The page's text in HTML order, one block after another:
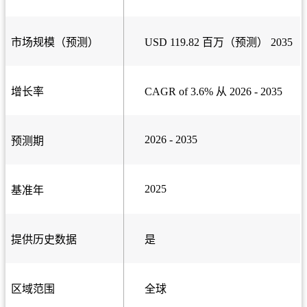
市场规模（预测） USD 119.82 百万（预测） 2035
增长率 CAGR of 3.6% 从 2026 - 2035
预测期 2026 - 2035
基准年 2025
提供历史数据 是
区域范围 全球